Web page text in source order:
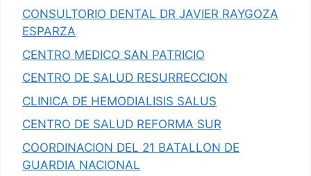
CONSULTORIO DENTAL DR JAVIER RAYGOZA
ESPARZA
CENTRO MEDICO SAN PATRICIO
CENTRO DE SALUD RESURRECCION
CLINICA DE HEMODIALISIS SALUS
CENTRO DE SALUD REFORMA SUR
COORDINACION DEL 21 BATALLON DE
GUARDIA NACIONAL